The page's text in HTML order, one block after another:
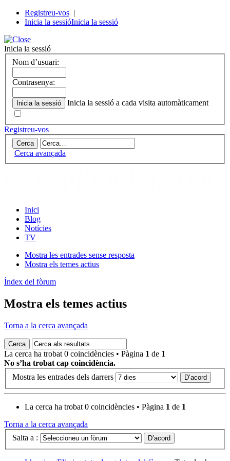
Registreu-vos |
Inicia la sessióInicia la sessió
Inicia la sessió
Nom d’usuari:
Contrasenya:
Inicia la sessió a cada visita automàticament
Registreu-vos
Cerca avançada
Inici
Blog
Notícies
TV
Mostra les entrades sense resposta
Mostra els temes actius
Índex del fòrum
Mostra els temes actius
Torna a la cerca avançada
La cerca ha trobat 0 coincidències • Pàgina 1 de 1
No s’ha trobat cap coincidència.
Mostra les entrades dels darrers
La cerca ha trobat 0 coincidències • Pàgina 1 de 1
Torna a la cerca avançada
Salta a :